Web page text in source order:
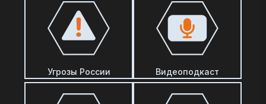
Угрозы России Видеоподкаст